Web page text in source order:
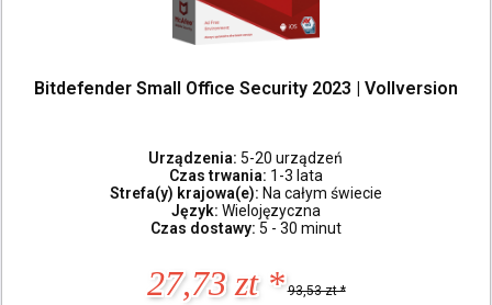
Bitdefender Small Office Security 2023 | Vollversion
Urządzenia: 5-20 urządzeń
Czas trwania: 1-3 lata
Strefa(y) krajowa(e): Na całym świecie
Język: Wielojęzyczna
Czas dostawy: 5 - 30 minut
27,73 zt * 93,53 zt *